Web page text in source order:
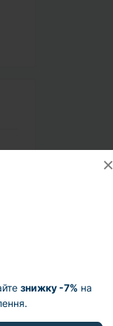
знижку -7% на
×